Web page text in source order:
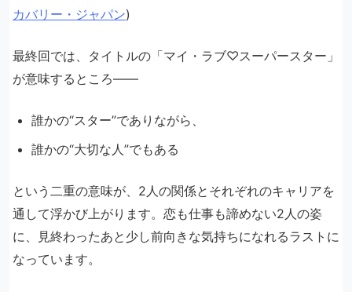
カバリー・ジャパン)
最終回では、タイトルの「マイ・ラブ♡スーパースター」
が意味するところ――
誰かの“スター”でありながら、
誰かの“大切な人”でもある
という二重の意味が、2人の関係とそれぞれのキャリアを
通して浮かび上がります。恋も仕事も諦めない2人の姿
に、見終わったあと少し前向きな気持ちになれるラストに
なっています。